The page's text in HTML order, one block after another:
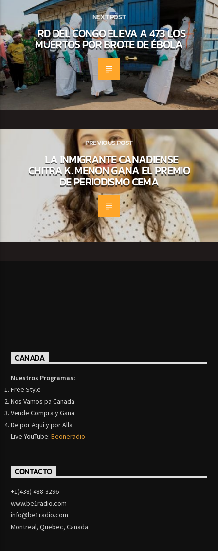
NEXT POST
RD DEL CONGO ELEVA A 473 LOS
MUERTOS POR BROTE DE ÉBOLA
PREVIOUS POST
LA INMIGRANTE CANADIENSE
CHITRA K. MENON GANA EL PREMIO
DE PERIODISMO CEMA
CANADA
Nuestros Programas:
Free Style
Nos Vamos pa Canada
Vende Compra y Gana
De por Aquí y por Alla!
Live YouTube:Beoneradio
CONTACTO
+1(438) 488-3296
www.be1radio.com
info@be1radio.com
Montreal, Quebec, Canada